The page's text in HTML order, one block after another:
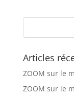
Articles
ZOOM sur le
ZOOM sur le